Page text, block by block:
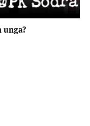
unga?